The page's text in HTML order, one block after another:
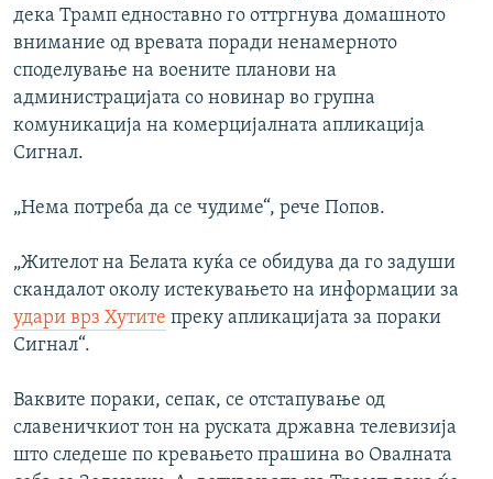
дека Трамп едноставно го оттргнува домашното
внимание од вревата поради ненамерното
споделување на воените планови на
администрацијата со новинар во групна
комуникација на комерцијалната апликација
Сигнал.
„Нема потреба да се чудиме“, рече Попов.
„Жителот на Белата куќа се обидува да го задуши
скандалот околу истекувањето на информации за
удари врз Хутите преку апликацијата за пораки
Сигнал“.
Ваквите пораки, сепак, се отстапување од
славеничкиот тон на руската државна телевизија
што следеше по кревањето прашина во Овалната